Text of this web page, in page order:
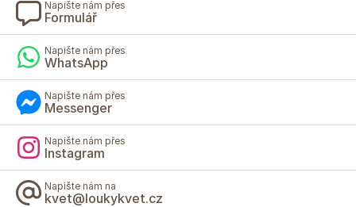
Napište nám přes
Formulář
Napište nám přes
WhatsApp
Napište nám přes
Messenger
Napište nám přes
Instagram
Napište nám na
kvet@loukykvet.cz